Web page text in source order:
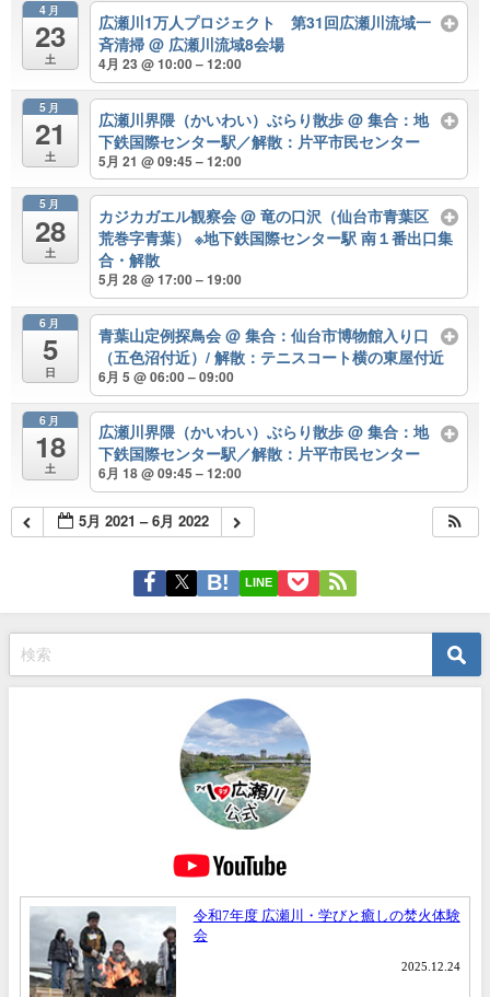
4月
23
土
広瀬川1万人プロジェクト 第31回広瀬川流域一
斉清掃@ 広瀬川流域8会場
4月 23 @ 10:00 – 12:00
5月
21
土
広瀬川界隈（かいわい）ぶらり散歩@ 集合：地
下鉄国際センター駅／解散：片平市民センター
5月 21 @ 09:45 – 12:00
5月
28
土
カジカガエル観察会@ 竜の口沢（仙台市青葉区
荒巻字青葉） ※地下鉄国際センター駅 南１番出口集
合・解散
5月 28 @ 17:00 – 19:00
6月
5
日
青葉山定例探鳥会@ 集合：仙台市博物館入り口
（五色沼付近）/ 解散：テニスコート横の東屋付近
6月 5 @ 06:00 – 09:00
6月
18
土
広瀬川界隈（かいわい）ぶらり散歩@ 集合：地
下鉄国際センター駅／解散：片平市民センター
6月 18 @ 09:45 – 12:00
5月 2021 – 6月 2022
LINE